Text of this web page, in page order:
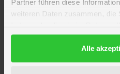
Partner führen diese
weiteren Daten zusammen, die
gesammelt haben.
Datenschutzerklärung
Alle
Artikelmerkmale
1
Artikelmaße